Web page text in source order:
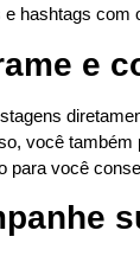
hashtags com
e
você também
para você